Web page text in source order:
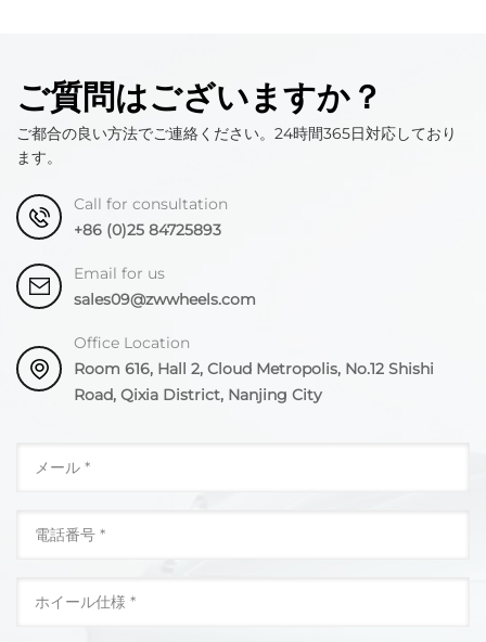
ご質問はございますか？
ご都合の良い方法でご連絡ください。24時間365日対応しており
ます。
Call for consultation
+86 (0)25 84725893
Email for us
sales09@zwwheels.com
Office Location
Room 616, Hall 2, Cloud Metropolis, No.12 Shishi
Road, Qixia District, Nanjing City